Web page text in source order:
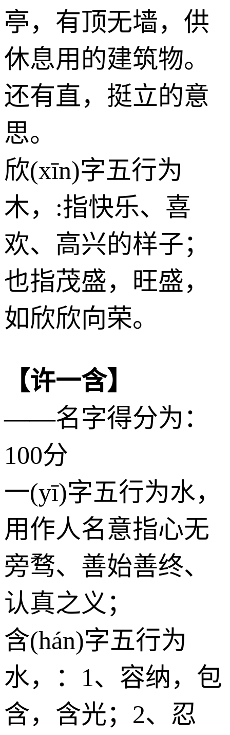
亭，有顶无墙，供
休息用的建筑物。
还有直，挺立的意
思。
欣(xīn)字五行为
木，:指快乐、喜
欢、高兴的样子；
也指茂盛，旺盛，
如欣欣向荣。
【许一含】
——名字得分为：
100分
一(yī)字五行为水，
用作人名意指心无
旁骛、善始善终、
认真之义；
含(hán)字五行为
水，：1、容纳，包
含，含光；2、忍